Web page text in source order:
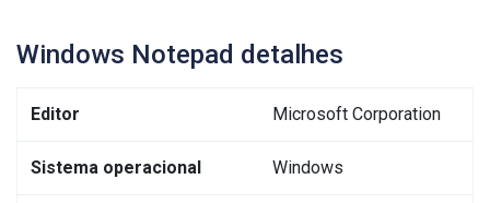
Windows Notepad detalhes
Editor Microsoft Corporation
Sistema operacional Windows